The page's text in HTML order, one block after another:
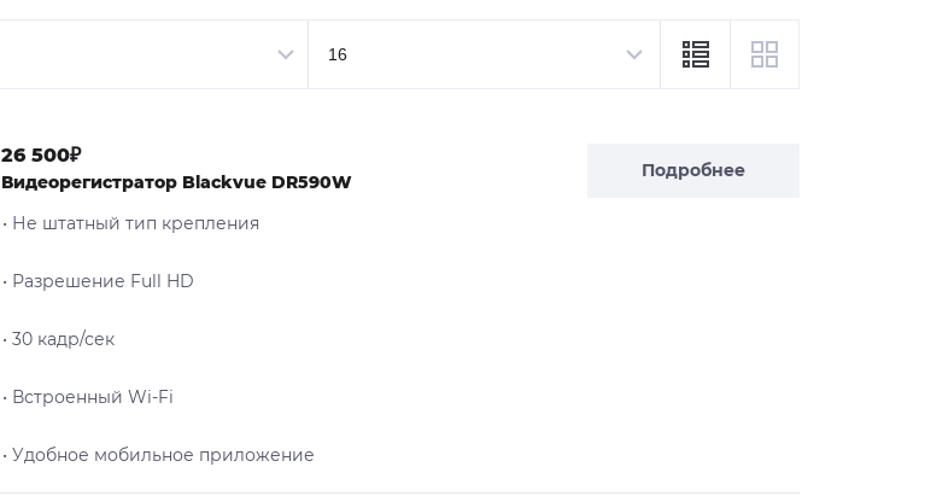
Подробнее
26 500₽
Видеорегистратор Blackvue DR590W
• Не штатный тип крепления
• Разрешение Full HD
• 30 кадр/сек
• Встроенный Wi-Fi
• Удобное мобильное приложение